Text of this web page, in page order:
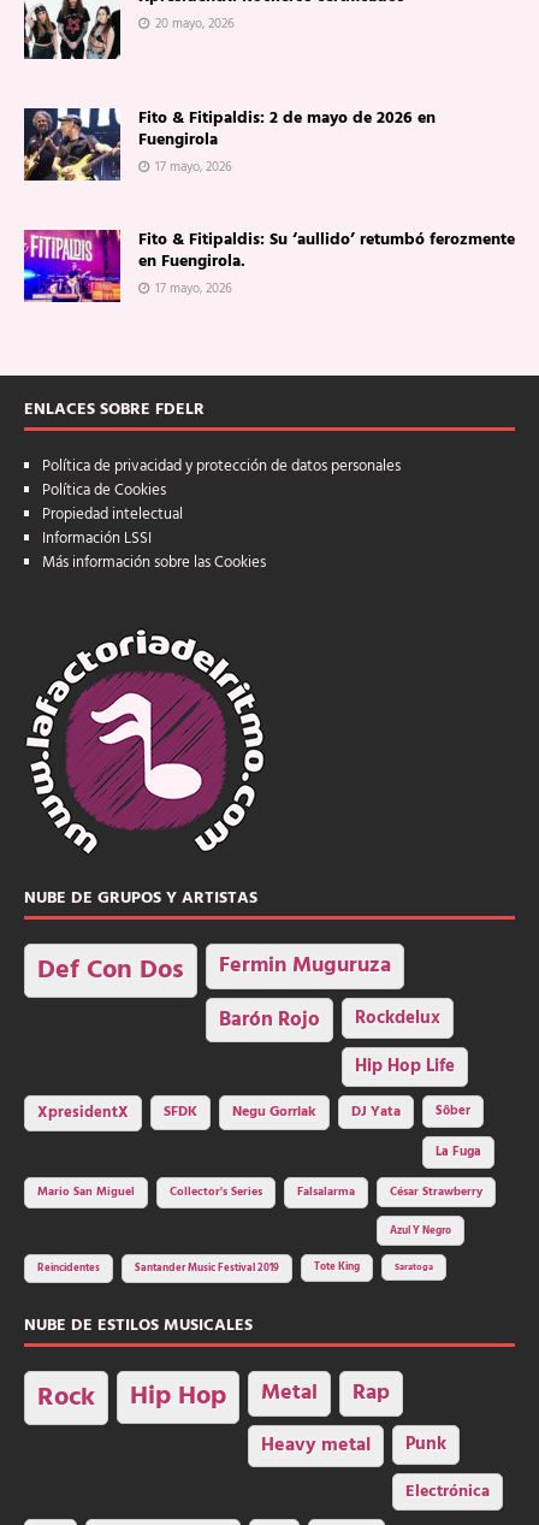
20 mayo, 2026
Fito & Fitipaldis: 2 de mayo de 2026 en
Fuengirola
17 mayo, 2026
Fito & Fitipaldis: Su ‘aullido’ retumbó ferozmente
en Fuengirola.
17 mayo, 2026
ENLACES SOBRE FDELR
Política de privacidad y protección de datos personales
Política de Cookies
Propiedad intelectual
Información LSSI
Más información sobre las Cookies
NUBE DE GRUPOS Y ARTISTAS
Def Con Dos Fermin Muguruza
Barón Rojo Rockdelux
Hip Hop Life
XpresidentX SFDK Negu Gorriak DJ Yata
Sôber
La Fuga
Mario San Miguel
Collector's Series Falsalarma César Strawberry
Azul Y Negro
Reincidentes Santander Music Festival 2019 Tote King Saratoga
NUBE DE ESTILOS MUSICALES
Rock Hip Hop Metal Rap
Heavy metal Punk
Electrónica